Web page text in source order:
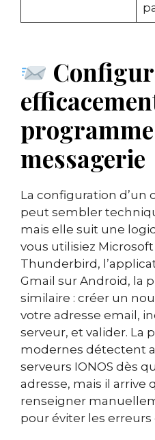
messagerie
La configuration d’un
peut sembler
mais elle suit une
vous utilisiez
Thunderbird,
Gmail sur Android, la
similaire : créer un
votre adresse email,
serveur, et valider. La
modernes détectent
serveurs IONOS dès
adresse, mais il arrive
renseigner
pour éviter les